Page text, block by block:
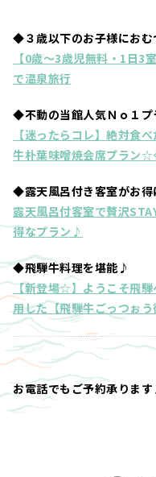
◆３歳以下のお子様にお
【0歳～3歳児無料・1日
で温泉旅行
◆不動の当館人気Ｎｏ１プ
【迷ったらコレ】絶対食
牛朴葉味噌焼会席プラン
◆露天風呂付き客室がお
露天風呂付客室で贅沢
得なプラン♪
◆飛騨牛料理を堪能♪
【新登場☆】ようこそ飛
用した【飛騨牛ごっつぉ
お電話でもご予約承りま